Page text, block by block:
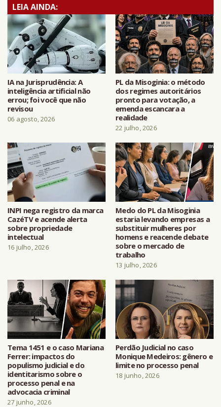
LEIA AINDA:
IA na Jurisprudência: A
inteligência artificial não
errou; foi você que não
revisou
06 agosto, 2026
PL da Misoginia: o método
dos regimes autoritários
pronto para votação, a
emenda escancara a
realidade
22 julho, 2026
INPI nega registro da marca
CazéTV e acende alerta
sobre propriedade
intelectual
16 julho, 2026
Medo do PL da Misoginia
estaria levando empresas a
substituir mulheres por
homens e reacende debate
sobre o mercado de
trabalho
13 julho, 2026
Tema 1451 e o caso Mariana
Ferrer: impactos do
populismo judicial e do
identitarismo sobre o
processo penal e na
advocacia criminal
27 junho, 2026
Perdão Judicial no caso
Monique Medeiros: gênero e
limite no processo penal
18 junho, 2026